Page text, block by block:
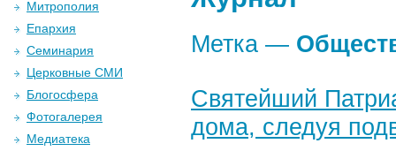
Метка —
Святейший
дома, следуя
Митрополия
Епархия
Семинария
Церковные СМИ
Блогосфера
Фотогалерея
Медиатека